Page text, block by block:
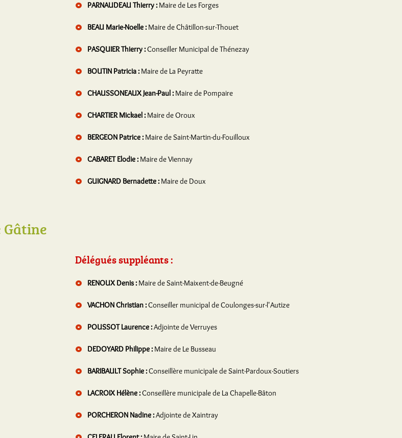
PARNAUDEAU Thierry :Maire de Les Forges
BEAU Marie-Noelle :Maire de Châtillon-sur-Thouet
PASQUIER Thierry :Conseiller Municipal de Thénezay
BOUTIN Patricia :Maire de La Peyratte
CHAUSSONEAUX Jean-Paul :Maire de Pompaire
CHARTIER Mickael :Maire de Oroux
BERGEON Patrice :Maire de Saint-Martin-du-Fouilloux
CABARET Elodie :Maire de Viennay
GUIGNARD Bernadette :Maire de Doux
Gâtine
Délégués suppléants :
RENOUX Denis :Maire de Saint-Maixent-de-Beugné
VACHON Christian :Conseiller municipal de Coulonges-sur-l'Autize
POUSSOT Laurence :Adjointe de Verruyes
DEDOYARD Philippe :Maire de Le Busseau
BARIBAULT Sophie :Conseillère municipale de Saint-Pardoux-Soutiers
LACROIX Hélène :Conseillère municipale de La Chapelle-Bâton
PORCHERON Nadine :Adjointe de Xaintray